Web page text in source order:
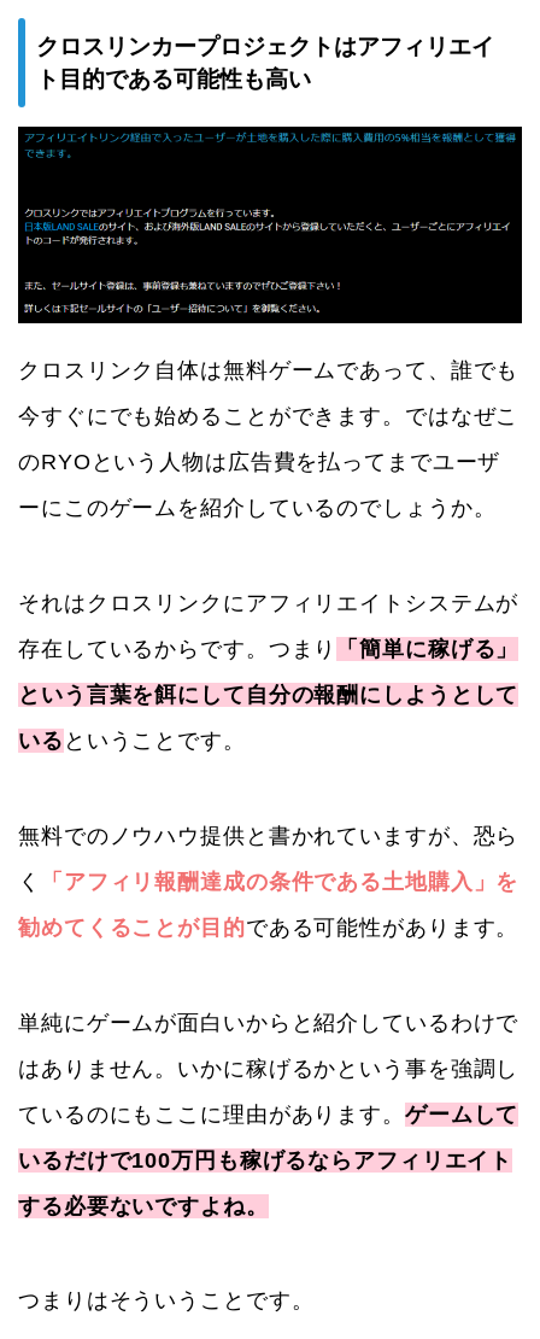
クロスリンカープロジェクトはアフィリエイ
ト目的である可能性も高い
クロスリンク自体は無料ゲームであって、誰でも
今すぐにでも始めることができます。ではなぜこ
のRYOという人物は広告費を払ってまでユーザ
ーにこのゲームを紹介しているのでしょうか。
それはクロスリンクにアフィリエイトシステムが
存在しているからです。つまり
「簡単に稼げる」
という言葉を餌にして自分の報酬にしようとして
いる ということです。
無料でのノウハウ提供と書かれていますが、恐ら
く
「アフィリ報酬達成の条件である土地購入」を
勧めてくることが目的である可能性があります。
単純にゲームが面白いからと紹介しているわけで
はありません。いかに稼げるかという事を強調し
ているのにもここに理由があります。 ゲームして
いるだけで100万円も稼げるならアフィリエイト
する必要ないですよね。
つまりはそういうことです。